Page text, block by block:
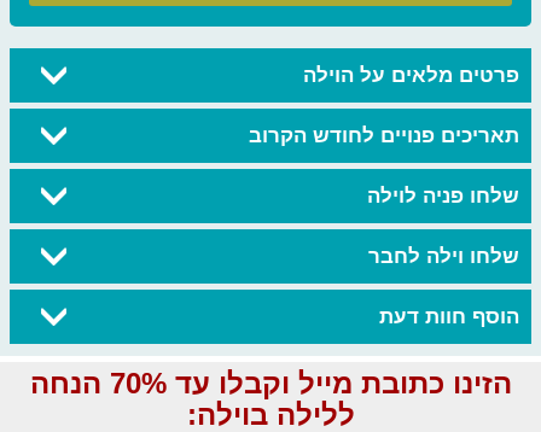
פרטים מלאים על הוילה
תאריכים פנויים לחודש הקרוב
שלחו פניה לוילה
שלחו וילה לחבר
הוסף חוות דעת
הזינו כתובת מייל וקבלו עד 70% הנחה
ללילה בוילה: